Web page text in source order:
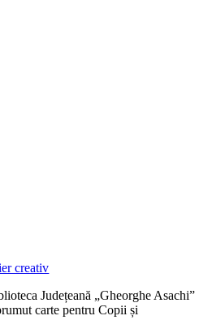
creativ
Județeană „Gheorghe Asachi”
carte pentru Copii și